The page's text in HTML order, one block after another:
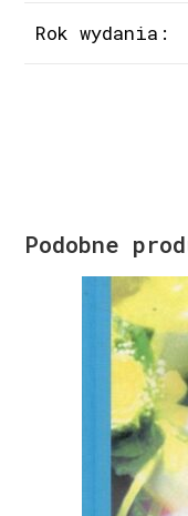
Rok wydania:
Podobne